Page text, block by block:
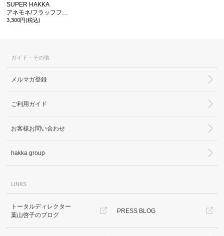
販サイト
SUPER HAKKA
3,300円(税込)
ガイド・その他
メルマガ登録
ご利用ガイド
お客様お問い合わせ
hakka group
LINKS
トータルディレクター
葉山啓子のブログ
PRESS BLOG